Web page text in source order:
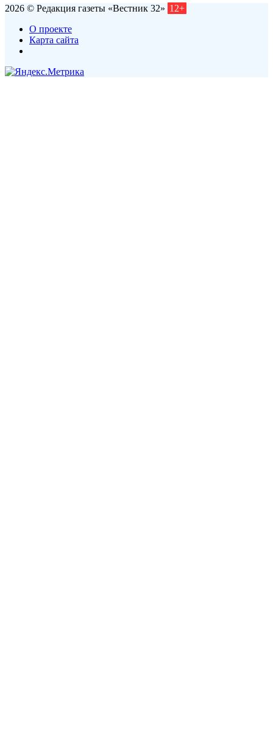
2026 © Редакция газеты «Вестник 32» 12+
О проекте
Карта сайта